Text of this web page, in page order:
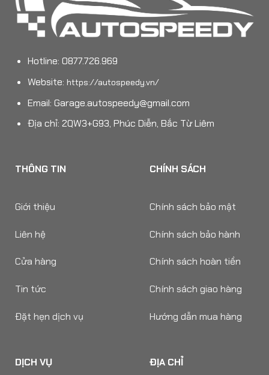
Hotline: 0877.726.969
Website: https://autospeedy.vn/
Email: Garage.autospeedy@gmail.com
Địa chỉ: 2QW3+G93, Phúc Diễn, Bắc Từ Liêm
THÔNG TIN
Giới thiệu
Liên hệ
Cửa hàng
Tin tức
Đặt hẹn dịch vụ
CHÍNH SÁCH
Chính sách bảo mật
Chính sách bảo hành
Chính sách hoàn tiền
Chính sách giao hàng
Hướng dẫn mua hàng
DỊCH VỤ ĐỊA CHỈ